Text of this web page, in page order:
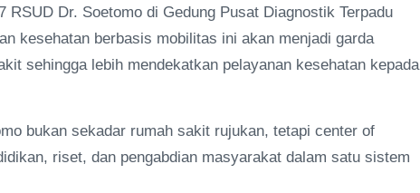
Dr. Soetomo di Gedung Pusat Diagnostik Terpadu
kesehatan berbasis mobilitas ini akan menjadi garda
sehingga lebih mendekatkan pelayanan kesehatan kepada
bukan sekadar rumah sakit rujukan, tetapi center of
riset, dan pengabdian masyarakat dalam satu sistem